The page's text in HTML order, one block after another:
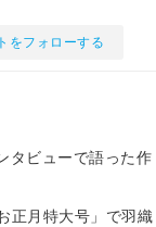
をフォローする
タビューで語った作
正月特大号」で羽織